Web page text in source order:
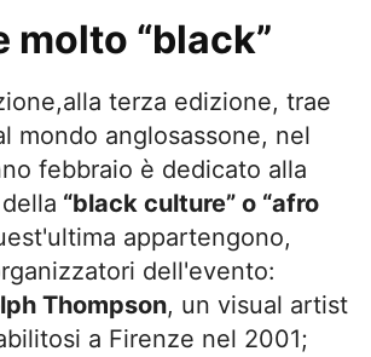
molto “black”
terza edizione, trae
mondo anglosassone, nel
febbraio è dedicato alla
“black culture” o “afro
appartengono,
dell'evento:
Thompson, un visual artist
a Firenze nel 2001;